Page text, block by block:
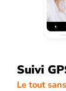
Suivi
Le tout